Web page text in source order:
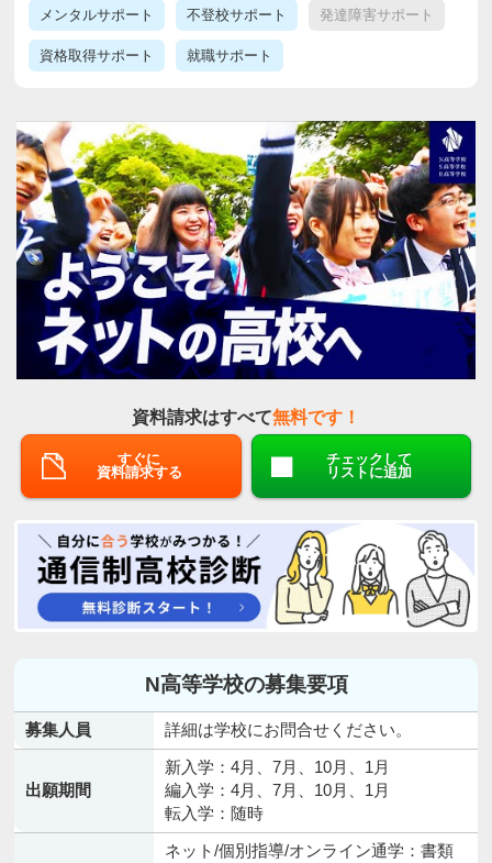
メンタルサポート 不登校サポート 発達障害サポート
資格取得サポート 就職サポート
資料請求はすべて無料です！
すぐに
資料請求する
チェックして
リストに追加
N高等学校の募集要項
募集人員 詳細は学校にお問合せください。
出願期間
新入学：4月、7月、10月、1月
編入学：4月、7月、10月、1月
転入学：随時
ネット/個別指導/オンライン通学：書類